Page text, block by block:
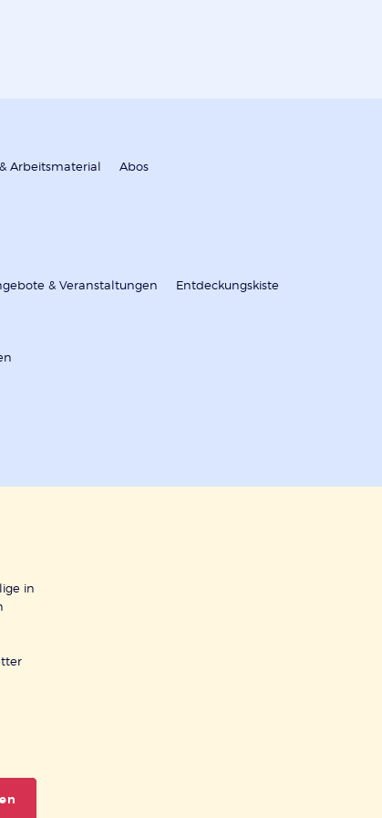
Arbeitsmaterial Abos
& Veranstaltungen Entdeckungskiste
in